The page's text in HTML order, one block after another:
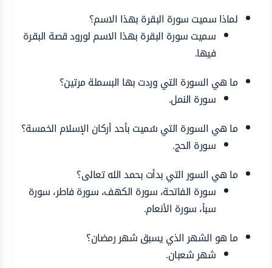
لماذا سميت سورة البقرة بهذا الاسم؟
سميت سورة البقرة بهذا الاسم لورود قصة البقرة
فيها.
ما هي السورة التي وردت بها البسملة مرتين؟
سورة النمل.
ما هي السورة التي سُميت بأحد أركان الإسلام الخمسة؟
سورة الحج.
ما هي السور التي بدأت بحمد الله تعالى؟
سورة الفاتحة، سورة الكهف، سورة فاطر، سورة
سبأ، سورة الأنعام.
ما هو الشهر الذي يسبق شهر رمضان؟
شهر شعبان.